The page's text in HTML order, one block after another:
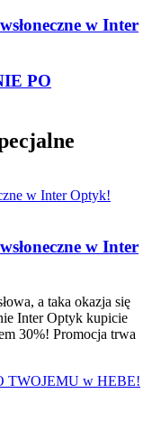
w Inter
PO
w Inter
a taka okazja się
Inter Optyk kupicie
30%! Promocja trwa